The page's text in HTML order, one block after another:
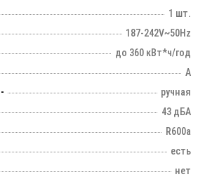
1 шт.
187-242V~50Hz
до 360 кВт*ч/год
А
ручная
43 дБА
R600a
есть
нет